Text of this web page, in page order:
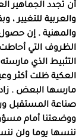
أن تجدد الجماهير
والعربية للتغيير
والمهنية . إن
الظروف التي
التثبيط الذي
العكية ظلت أكثر
مارسها البعض .
صناعة المستقبل
ووضعتنا أمام
ننسها يوما ولن